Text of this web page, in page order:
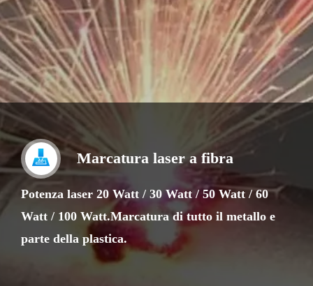
Marcatura laser a fibra
Potenza laser 20 Watt / 30 Watt / 50 Watt / 60
Watt / 100 Watt.Marcatura di tutto il metallo e
parte della plastica.